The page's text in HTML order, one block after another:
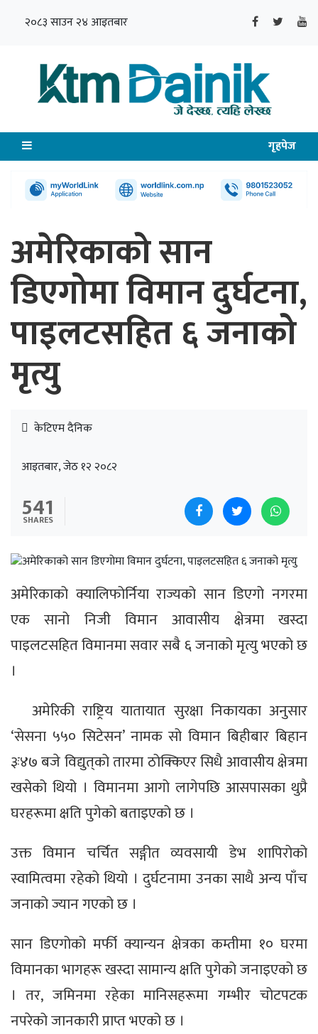
२०८३ साउन २४ आइतबार
गृहपेज
अमेरिकाको सान
डिएगोमा विमान दुर्घटना,
पाइलटसहित ६ जनाको
मृत्यु
केटिएम दैनिक
आइतबार, जेठ १२ २०८२
541
SHARES
अमेरिकाको क्यालिफोर्निया राज्यको सान डिएगो नगरमा
एक सानो निजी विमान आवासीय क्षेत्रमा खस्दा
पाइलटसहित विमानमा सवार सबै ६ जनाको मृत्यु भएको छ
।
अमेरिकी राष्ट्रिय यातायात सुरक्षा निकायका अनुसार
‘सेसना ५५० सिटेसन’ नामक सो विमान बिहीबार बिहान
३ः४७ बजे विद्युत्‌को तारमा ठोक्किएर सिधै आवासीय क्षेत्रमा
खसेको थियो । विमानमा आगो लागेपछि आसपासका थुप्रै
घरहरूमा क्षति पुगेको बताइएको छ ।
उक्त विमान चर्चित सङ्गीत व्यवसायी डेभ शापिरोको
स्वामित्वमा रहेको थियो । दुर्घटनामा उनका साथै अन्य पाँच
जनाको ज्यान गएको छ ।
सान डिएगोको मर्फी क्यान्यन क्षेत्रका कम्तीमा १० घरमा
विमानका भागहरू खस्दा सामान्य क्षति पुगेको जनाइएको छ
। तर, जमिनमा रहेका मानिसहरूमा गम्भीर चोटपटक
नपरेको जानकारी प्राप्त भएको छ ।